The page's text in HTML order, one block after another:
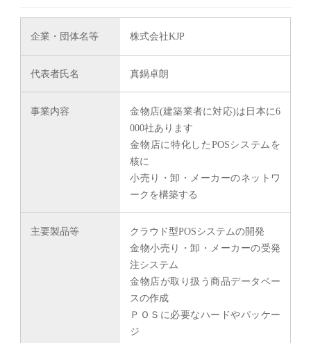
企業・団体名等 株式会社KJP
代表者氏名 真鍋卓朗
事業内容
金物店(建築業者に対応)は日本に6
000社あります
金物店に特化したPOSシステムを
核に
小売り・卸・メーカーのネットワ
ークを構築する
主要製品等
クラウド型POSシステムの開発
金物小売り・卸・メーカーの受発
注システム
金物店が取り扱う商品データベー
スの作成
ＰＯＳに必要なハードやパッケー
ジ